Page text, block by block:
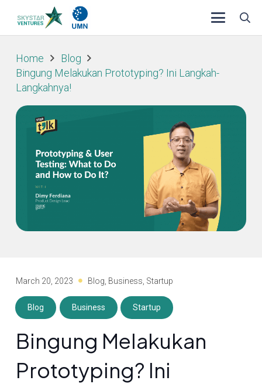
Home
Blog
Bingung Melakukan Prototyping? Ini Langkah-
Langkahnya!
March 20, 2023 Blog, Business, Startup
Blog Business Startup
Bingung Melakukan
Prototyping? Ini